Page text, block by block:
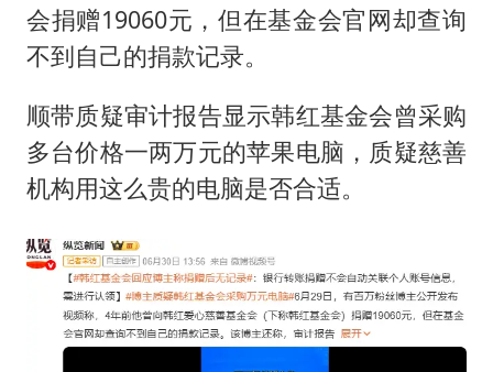
会捐赠19060元，但在基金会官网却查询
不到自己的捐款记录。
顺带质疑审计报告显示韩红基金会曾采购
多台价格一两万元的苹果电脑，质疑慈善
机构用这么贵的电脑是否合适。